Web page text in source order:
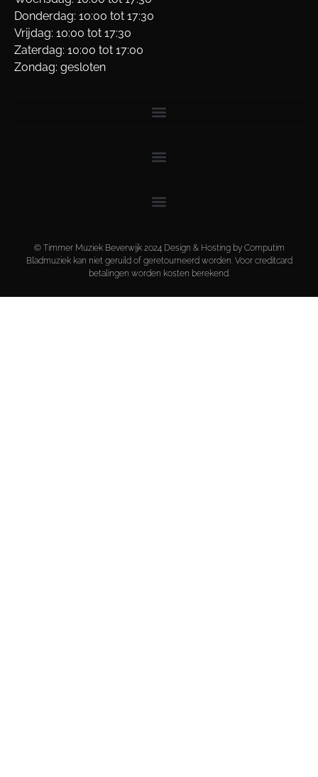
Donderdag: 10:00 tot 17:30
Vrijdag: 10:00 tot 17:30
Zaterdag: 10:00 tot 17:00
Zondag: gesloten
© Timmer Muziek Beverwijk 2024 Design & Hosting by Computim
Bladmuziek kan niet geruild of geretourneerd worden. Voor creditcard
betalingen worden kosten berekend.